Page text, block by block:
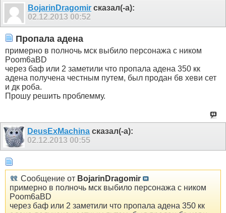
BojarinDragomir сказал(-а):
02.12.2013 00:52
Пропала адена
примерно в полночь мск выбило персонажа с ником
Poom6aBD
через баф или 2 заметили что пропала адена 350 кк
адена получена честным путем, был продан бв хеви сет
и дк роба.
Прошу решить проблемму.
DeusExMachina сказал(-а):
02.12.2013 00:55
Сообщение от BojarinDragomir
примерно в полночь мск выбило персонажа с ником
Poom6aBD
через баф или 2 заметили что пропала адена 350 кк